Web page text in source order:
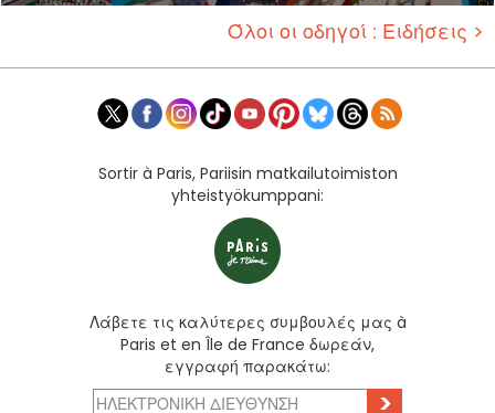
Όλοι οι οδηγοί : Ειδήσεις >
Sortir à Paris, Pariisin matkailutoimiston
yhteistyökumppani:
Λάβετε τις καλύτερες συμβουλές μας à
Paris et en Île de France δωρεάν,
εγγραφή παρακάτω:
>